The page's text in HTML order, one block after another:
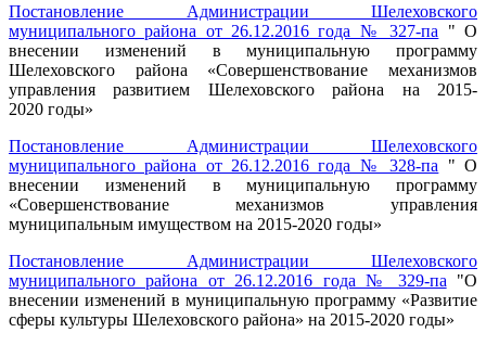
Постановление Администрации Шелеховского
муниципального района от 26.12.2016 года № 327-па " О
внесении изменений в муниципальную программу
Шелеховского района «Совершенствование механизмов
управления развитием Шелеховского района на 2015-
2020 годы»
Постановление Администрации Шелеховского
муниципального района от 26.12.2016 года № 328-па " О
внесении изменений в муниципальную программу
«Совершенствование механизмов управления
муниципальным имуществом на 2015-2020 годы»
Постановление Администрации Шелеховского
муниципального района от 26.12.2016 года № 329-па "О
внесении изменений в муниципальную программу «Развитие
сферы культуры Шелеховского района» на 2015-2020 годы»